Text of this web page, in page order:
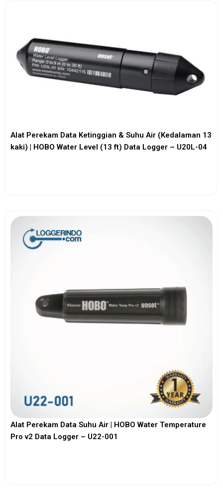
Alat Perekam Data Ketinggian & Suhu Air (Kedalaman 13
kaki) | HOBO Water Level (13 ft) Data Logger – U20L-04
Alat Perekam Data Suhu Air | HOBO Water Temperature
Pro v2 Data Logger – U22-001